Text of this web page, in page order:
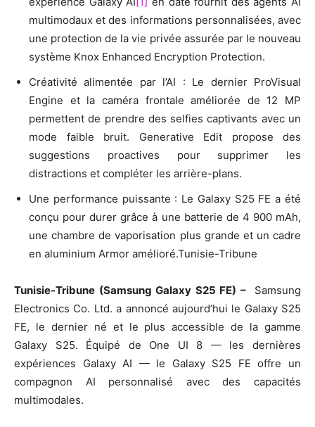
multimodaux et des informations personnalisées, avec
une protection de la vie privée assurée par le nouveau
système Knox Enhanced Encryption Protection.
Créativité alimentée par l’AI : Le dernier ProVisual
Engine et la caméra frontale améliorée de 12 MP
permettent de prendre des selfies captivants avec un
mode faible bruit. Generative Edit propose des
suggestions proactives pour supprimer les
distractions et compléter les arrière-plans.
Une performance puissante : Le Galaxy S25 FE a été
conçu pour durer grâce à une batterie de 4 900 mAh,
une chambre de vaporisation plus grande et un cadre
en aluminium Armor amélioré.Tunisie-Tribune
Tunisie-Tribune (Samsung Galaxy S25 FE) –
Samsung
Electronics Co. Ltd. a annoncé aujourd’hui le Galaxy S25
FE, le dernier né et le plus accessible de la gamme
Galaxy S25. Équipé de One UI 8 — les dernières
expériences Galaxy AI — le Galaxy S25 FE offre un
compagnon AI personnalisé avec des capacités
multimodales.